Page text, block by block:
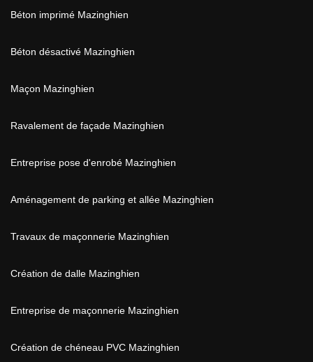
Béton imprimé Mazinghien
Béton désactivé Mazinghien
Maçon Mazinghien
Ravalement de façade Mazinghien
Entreprise pose d'enrobé Mazinghien
Aménagement de parking et allée Mazinghien
Travaux de maçonnerie Mazinghien
Création de dalle Mazinghien
Entreprise de maçonnerie Mazinghien
Création de chéneau PVC Mazinghien